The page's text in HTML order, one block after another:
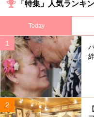
「特集」人気ランキ
Today